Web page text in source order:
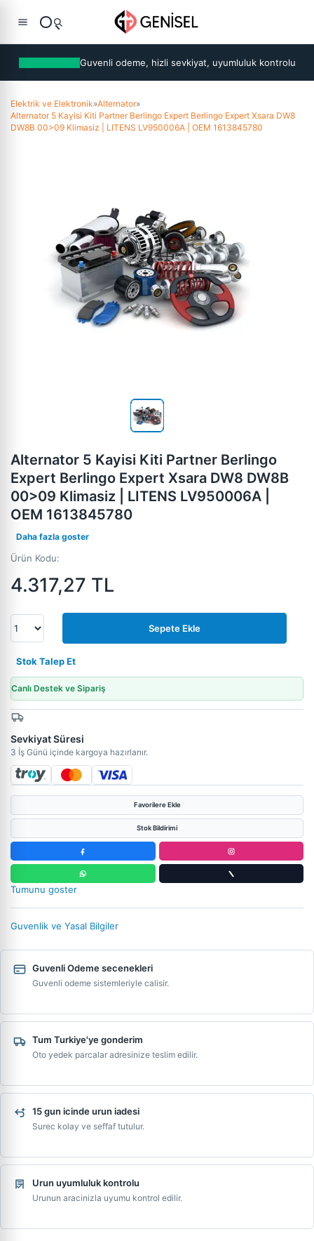
Guvenli odeme, hizli sevkiyat, uyumluluk kontrolu
Elektrik ve Elektronik»Alternator»
Alternator 5 Kayisi Kiti Partner Berlingo Expert Berlingo Expert Xsara DW8
DW8B 00>09 Klimasiz | LITENS LV950006A | OEM 1613845780
Alternator 5 Kayisi Kiti Partner Berlingo
Expert Berlingo Expert Xsara DW8 DW8B
00>09 Klimasiz | LITENS LV950006A |
OEM 1613845780
Daha fazla goster
Ürün Kodu:
4.317,27 TL
Sepete Ekle
Stok Talep Et
Canlı Destek ve Sipariş
Sevkiyat Süresi
3 İş Günü içinde kargoya hazırlanır.
Favorilere Ekle
Stok Bildirimi
Tumunu goster
Guvenlik ve Yasal Bilgiler
Guvenli Odeme secenekleri
Guvenli odeme sistemleriyle calisir.
Tum Turkiye'ye gonderim
Oto yedek parcalar adresinize teslim edilir.
15 gun icinde urun iadesi
Surec kolay ve seffaf tutulur.
Urun uyumluluk kontrolu
Urunun aracinizla uyumu kontrol edilir.